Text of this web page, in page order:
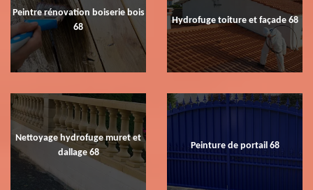
Peintre rénovation boiserie bois
68
Hydrofuge toiture et façade 68
Nettoyage hydrofuge muret et
dallage 68
Peinture de portail 68